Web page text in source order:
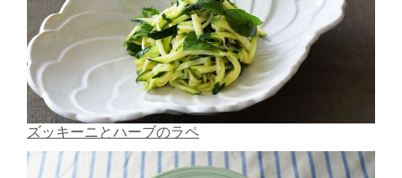
ズッキーニとハーブのラペ